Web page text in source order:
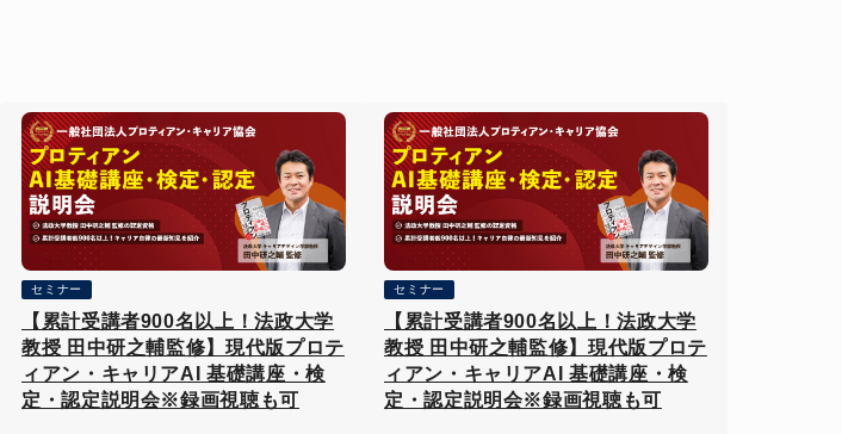
セミナー
【累計受講者900名以上！法政大学
教授 田中研之輔監修】現代版プロテ
ィアン・キャリアAI 基礎講座・検
定・認定説明会※録画視聴も可
セミナー
【累計受講者900名以上！法政大学
教授 田中研之輔監修】現代版プロテ
ィアン・キャリアAI 基礎講座・検
定・認定説明会※録画視聴も可